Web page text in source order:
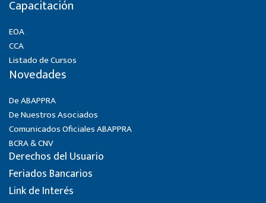
Capacitación
EOA
CCA
Listado de Cursos
Novedades
De ABAPPRA
De Nuestros Asociados
Comunicados Oficiales ABAPPRA
BCRA & CNV
Derechos del Usuario
Feriados Bancarios
Link de Interés